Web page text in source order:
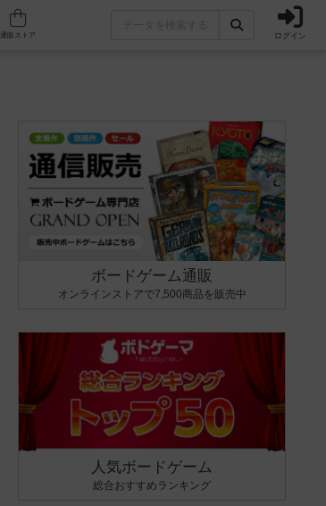
人気ボードゲーム ログイン
ボードゲーム通販
オンラインストアで7,500商品を販売中
人気ボードゲーム
総合おすすめランキング